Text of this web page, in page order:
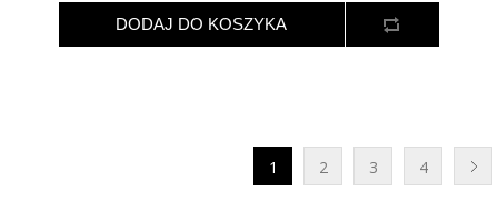
1 2 3 4